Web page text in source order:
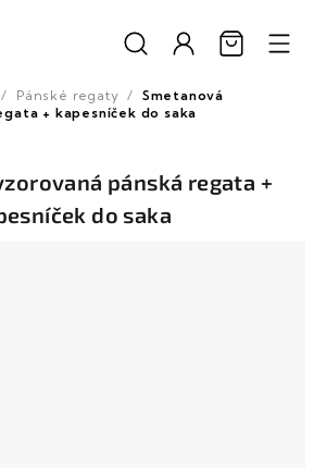
/ Pánské regaty / Smetanová
+ kapesníček do saka
pánská regata +
do saka